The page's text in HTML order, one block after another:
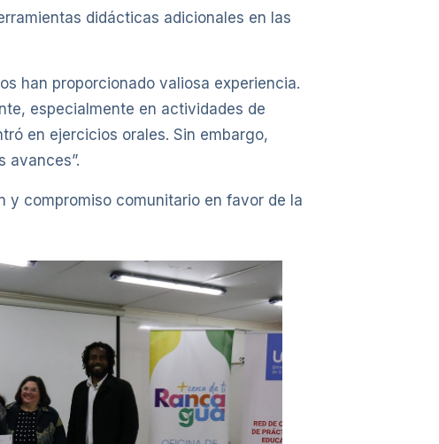
didácticas adicionales en las
han proporcionado valiosa experiencia.
especialmente en actividades de
en ejercicios orales. Sin embargo,
avances”.
y compromiso comunitario en favor de la